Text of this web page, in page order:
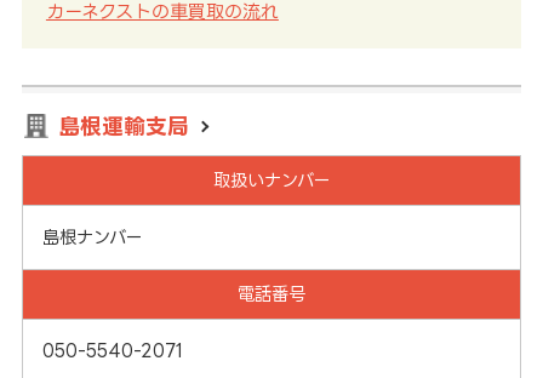
カーネクストの車買取の流れ
島根運輸支局
取扱いナンバー
島根ナンバー
電話番号
050-5540-2071